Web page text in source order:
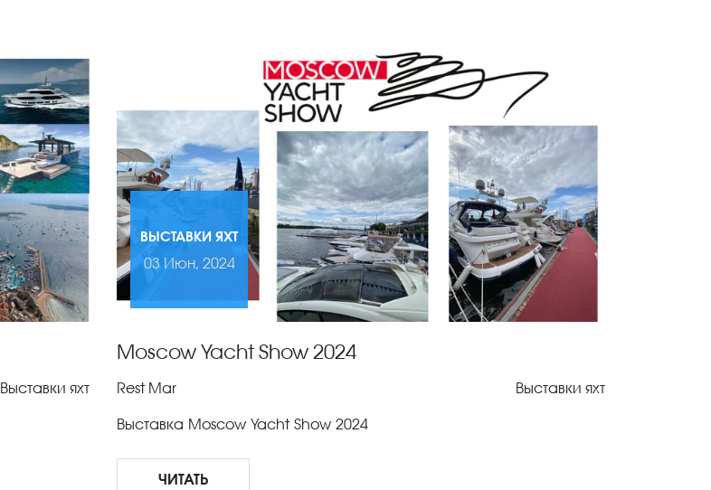
Выставки яхт
ВЫСТАВКИ ЯХТ
03 Июн, 2024
Moscow Yacht Show 2024
Rest Mar Выставки яхт
Выставка Moscow Yacht Show 2024
ЧИТАТЬ